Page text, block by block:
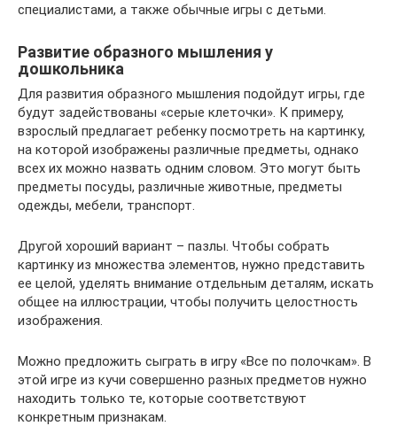
специалистами, а также обычные игры с детьми.
Развитие образного мышления у
дошкольника
Для развития образного мышления подойдут игры, где
будут задействованы «серые клеточки». К примеру,
взрослый предлагает ребенку посмотреть на картинку,
на которой изображены различные предметы, однако
всех их можно назвать одним словом. Это могут быть
предметы посуды, различные животные, предметы
одежды, мебели, транспорт.
Другой хороший вариант – пазлы. Чтобы собрать
картинку из множества элементов, нужно представить
ее целой, уделять внимание отдельным деталям, искать
общее на иллюстрации, чтобы получить целостность
изображения.
Можно предложить сыграть в игру «Все по полочкам». В
этой игре из кучи совершенно разных предметов нужно
находить только те, которые соответствуют
конкретным признакам.